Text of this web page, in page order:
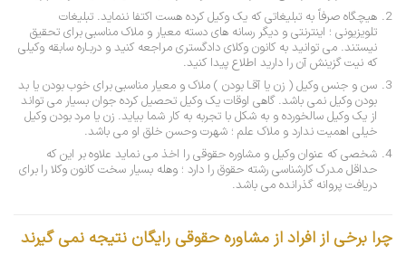
هیچگاه صرفاً به تبلیغاتی که یک وکیل کرده هست اکتفا ننماید. تبلیغات
تلویزیونی ؛ اینترنتی و دیگر رسانه های دسته معیار و ملاک مناسبی برای تحقیق
نیستند. می توانید به کانون وکلای دادگستری مراجعه کنید و دربـاره سابقه وکیلی
که نیت گزینش آن را دارید اطلاع پیدا کنید.
سن و جنس وکیل ( زن یا آقـا بودن ) ملاک و معیار مناسبی برای خوب بودن یا بد
بودن وکیل نمی باشد. گاهی اوقات یک وکیل تحصیل کرده جوان بسیار می تواند
از یک وکیل سالخورده و به شکل با تجربه به کار شما بیاید. زن یا مرد بودن وکیل
خیلی اهمیت ندارد و ملاک علم ؛ شهرت وحسن خلق او می باشد.
شخصی که عنوان وکیل و مشاوره حقوقی را اخذ می نماید علاوه بر این که
حداقل مدرک کارشناسی رشته حقوق را دارد ؛ وهله بسیار سخت کانون وکلا را برای
دریافت پروانه گذرانده می باشد.
چرا برخی از افراد از مشاوره حقوقی رایگان نتیجه نمی گیرند